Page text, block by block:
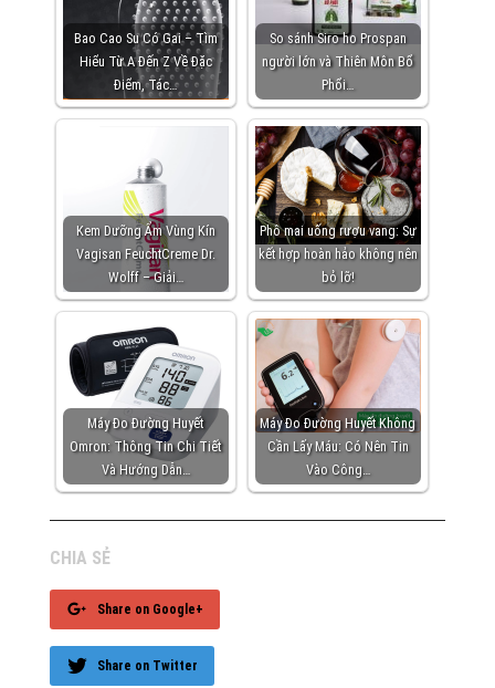
Bao Cao Su Có Gai – Tìm
Hiểu Từ A Đến Z Về Đặc
Điểm, Tác…
So sánh Siro ho Prospan
người lớn và Thiên Môn Bổ
Phổi…
Kem Dưỡng Ẩm Vùng Kín
Vagisan FeuchtCreme Dr.
Wolff – Giải…
Phô mai uống rượu vang: Sự
kết hợp hoàn hảo không nên
bỏ lỡ!
Máy Đo Đường Huyết
Omron: Thông Tin Chi Tiết
Và Hướng Dẫn…
Máy Đo Đường Huyết Không
Cần Lấy Máu: Có Nên Tin
Vào Công…
CHIA SẺ
Share on Google+
Share on Twitter